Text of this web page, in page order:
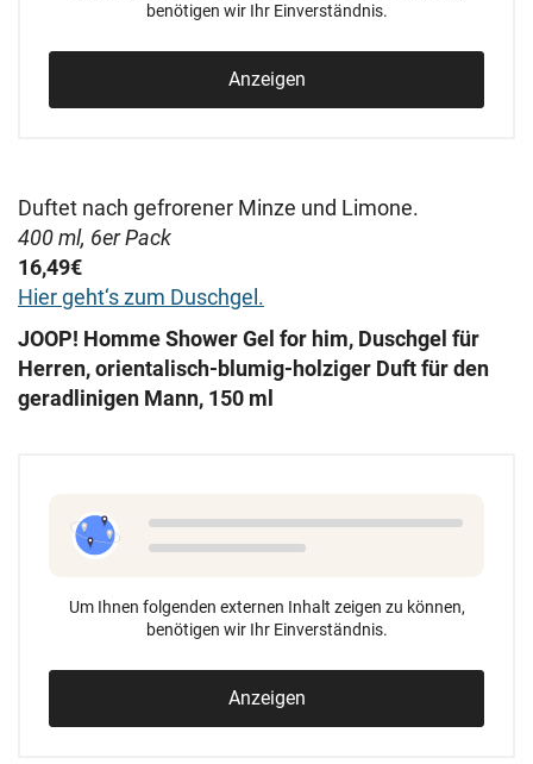
benötigen wir Ihr Einverständnis.
Anzeigen
Duftet nach gefrorener Minze und Limone.
400 ml, 6er Pack
16,49€
Hier geht‘s zum Duschgel.
JOOP! Homme Shower Gel for him, Duschgel für
Herren, orientalisch-blumig-holziger Duft für den
geradlinigen Mann, 150 ml
Um Ihnen folgenden externen Inhalt zeigen zu können,
benötigen wir Ihr Einverständnis.
Anzeigen